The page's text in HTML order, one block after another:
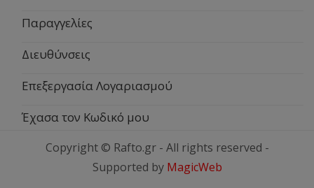
Παραγγελίες
Διευθύνσεις
Επεξεργασία Λογαριασμού
Έχασα τον Κωδικό μου
Copyright © Rafto.gr - All rights reserved -
Supported by MagicWeb